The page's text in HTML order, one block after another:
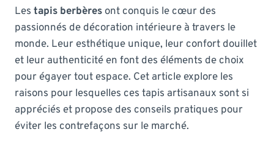
Les tapis berbères ont conquis le cœur des
passionnés de décoration intérieure à travers le
monde. Leur esthétique unique, leur confort douillet
et leur authenticité en font des éléments de choix
pour égayer tout espace. Cet article explore les
raisons pour lesquelles ces tapis artisanaux sont si
appréciés et propose des conseils pratiques pour
éviter les contrefaçons sur le marché.